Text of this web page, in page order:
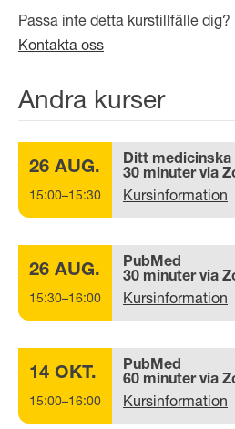
Passa inte detta kurstillfälle dig?
Kontakta oss
Andra kurser
26 AUG.
15:00–15:30
Ditt
30 minuter via
Kursinformation
26 AUG.
15:30–16:00
PubMed
30 minuter via
Kursinformation
14 OKT.
15:00–16:00
PubMed
60 minuter via
Kursinformation